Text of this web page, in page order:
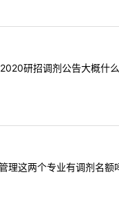
研招调剂公告大概什
这两个专业有调剂名额